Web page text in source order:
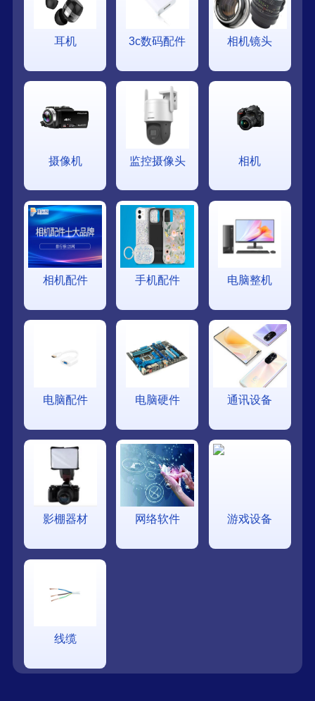
耳机 3c数码配件 相机镜头
摄像机 监控摄像头 相机
相机配件 手机配件 电脑整机
电脑配件 电脑硬件 通讯设备
影棚器材 网络软件 游戏设备
线缆